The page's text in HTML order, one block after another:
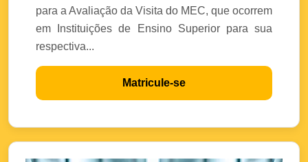
para a Avaliação da Visita do MEC, que ocorrem
em Instituições de Ensino Superior para sua
respectiva...
Matricule-se